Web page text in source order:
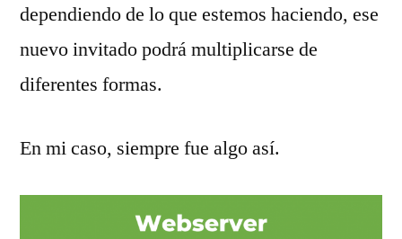
dependiendo de lo que estemos haciendo, ese
nuevo invitado podrá multiplicarse de
diferentes formas.
En mi caso, siempre fue algo así.